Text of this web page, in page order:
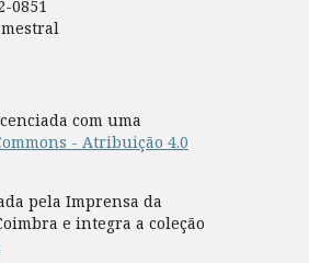
0851
com uma
- Atribuição 4.0
pela Imprensa da
e integra a coleção